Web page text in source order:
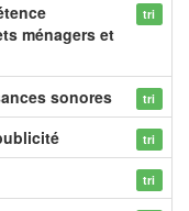
ménagers et
tri
sonores tri
tri
tri